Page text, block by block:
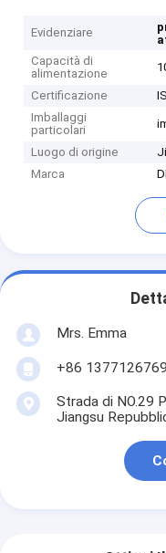
Evidenziare
Capacità di
alimentazione
Certificazione
Imballaggi
particolari
Luogo di origine
Marca
Mrs. Emma
+86
Strada di NO.29
Jiangsu